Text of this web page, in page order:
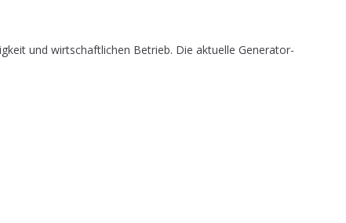
und wirtschaftlichen Betrieb. Die aktuelle Generator-